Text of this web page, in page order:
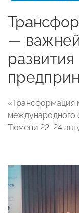
—
развития
«Трансформация
международного
Тюмени 22-24